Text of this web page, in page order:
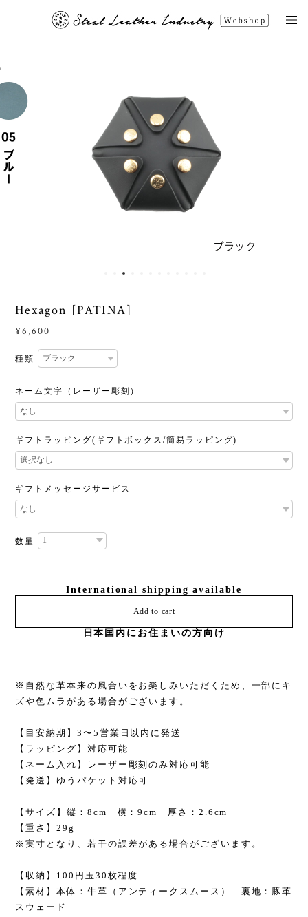
Hexagon [PATINA]
¥6,600
種類
ネーム文字（レーザー彫刻）
ギフトラッピング(ギフトボックス/簡易ラッピング)
ギフトメッセージサービス
数量
International shipping available
Add to cart
日本国内にお住まいの方向け
※自然な革本来の風合いをお楽しみいただくため、一部にキ
ズや色ムラがある場合がございます。
【目安納期】3〜5営業日以内に発送
【ラッピング】対応可能
【ネーム入れ】レーザー彫刻のみ対応可能
【発送】ゆうパケット対応可
【サイズ】縦：8cm 横：9cm 厚さ：2.6cm
【重さ】29g
※実寸となり、若干の誤差がある場合がございます。
【収納】100円玉30枚程度
【素材】本体：牛革（アンティークスムース） 裏地：豚革
スウェード